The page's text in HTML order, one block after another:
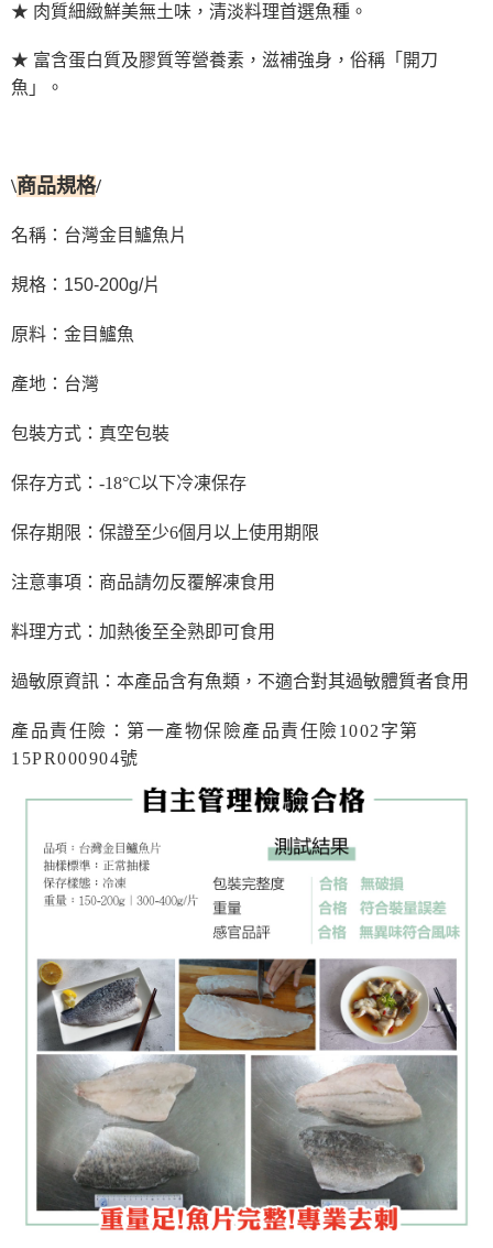
★ 肉質細緻鮮美無土味，清淡料理首選魚種。
★ 富含蛋白質及膠質等營養素，滋補強身，俗稱「開刀
魚」。
\商品規格/
名稱： 台灣金目鱸魚片
規格： 150-200g/片
原料：金目鱸魚
產地：台灣
包裝方式：真空包裝
保存方式：-18°C以下冷凍保存
保存期限：保證至少6個月以上使用期限
注意事項：商品請勿反覆解凍食用
料理方式： 加熱後至全熟即可食用
過敏原資訊：本產品含有魚類，不適合對其過敏體質者食用
產品責任險：第一產物保險產品責任險1002字第
15PR000904號